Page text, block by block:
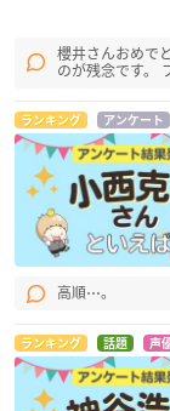
櫻井さんおめで
のが残念です。
ランキング アンケート
高順⋯。
ランキング 話題 声